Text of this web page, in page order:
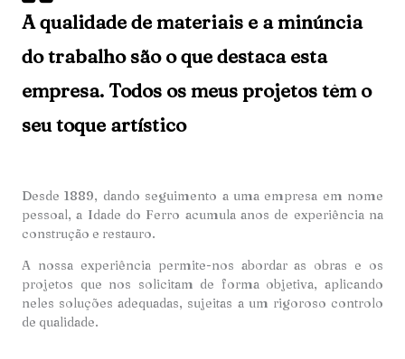
A qualidade de materiais e a minúncia
do trabalho são o que destaca esta
empresa. Todos os meus projetos têm o
seu toque artístico
Desde 1889, dando seguimento a uma empresa em nome
pessoal, a Idade do Ferro acumula anos de experiência na
construção e restauro.
A nossa experiência permite-nos abordar as obras e os
projetos que nos solicitam de forma objetiva, aplicando
neles soluções adequadas, sujeitas a um rigoroso controlo
de qualidade.